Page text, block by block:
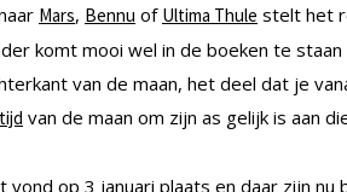
Mars, Bennu of Ultima Thule stelt het
komt mooi wel in de boeken te
van de maan, het deel dat je
van de maan om zijn as gelijk is aan
op 3 januari plaats en daar zijn nu